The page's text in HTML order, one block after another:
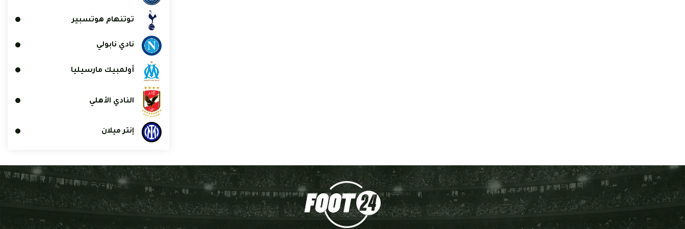
توتنهام هوتسبير
نادي نابولي
أولمبيك مارسيليا
النادي الأهلي
إنتر ميلان